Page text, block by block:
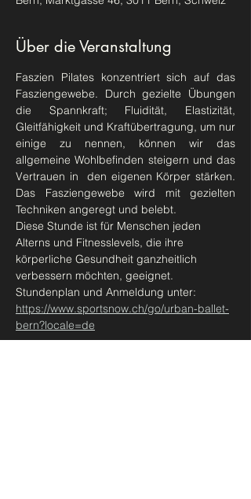
Über die Veranstaltung
Faszien Pilates konzentriert sich auf das
Fasziengewebe. Durch gezielte Übungen
die Spannkraft; Fluidität, Elastizität,
Gleitfähigkeit und Kraftübertragung, um nur
einige zu nennen, können wir das
allgemeine Wohlbefinden steigern und das
Vertrauen in  den eigenen Körper stärken.
Das Fasziengewebe wird mit gezielten
Techniken angeregt und belebt.
Diese Stunde ist für Menschen jeden
Alterns und Fitnesslevels, die ihre
körperliche Gesundheit ganzheitlich
verbessern möchten, geeignet.
Stundenplan und Anmeldung unter:
https://www.sportsnow.ch/go/urban-ballet-
bern?locale=de